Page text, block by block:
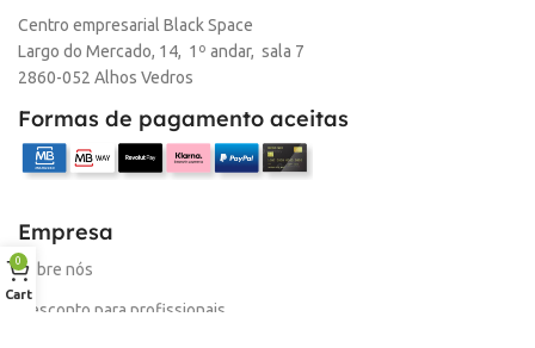
MARCA HP
Centro empresarial Black Space
Largo do Mercado, 14, 1º andar, sala 7
2860-052 Alhos Vedros
Formas de pagamento aceitas
Empresa
Sobre nós
Desconto para profissionais
0
Cart